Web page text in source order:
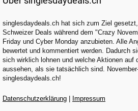
singlesdaydeals.ch hat sich zum Ziel
Schweizer Deals während dem "Crazy
Friday und Cyber Monday anzubieten. Alle
bewertet und kommentiert werden. Dadurch
sich wirklich lohnen und welche Aktionen auf
aussehen, als sie tatsächlich sind.
singlesdaydeals.ch!
Datenschutzerklärung Impressum